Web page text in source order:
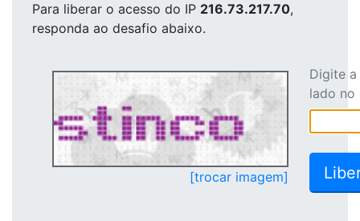
Para liberar o acesso do IP 216.73.217.70,
responda ao desafio abaixo.
[trocar imagem]
Digite
lado no